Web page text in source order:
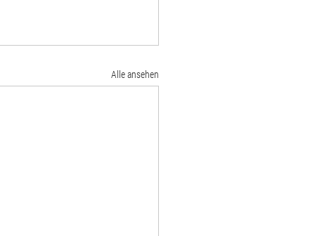
Alle ansehen